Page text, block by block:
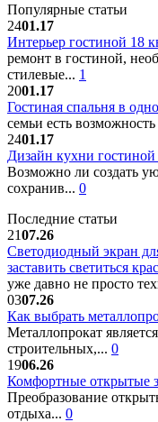
Популярные статьи
2401.17
Интерьер гостиной 18
ремонт в гостиной,
стилевые... 1
2001.17
Гостиная спальня в
семьи есть
2401.17
Дизайн кухни
Возможно ли создать
сохранив... 0
Последние статьи
2107.26
Светодиодный экран
заставить светиться
уже давно не просто
0307.26
Как выбрать
Металлопрокат
строительных,... 0
1906.26
Комфортные открытые
Преобразование
отдыха... 0